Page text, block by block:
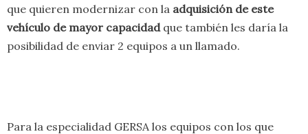
que quieren modernizar con la adquisición de este
vehículo de mayor capacidadque también les daría la
posibilidad de enviar 2 equipos a un llamado.
Para la especialidad GERSA los equipos con los que